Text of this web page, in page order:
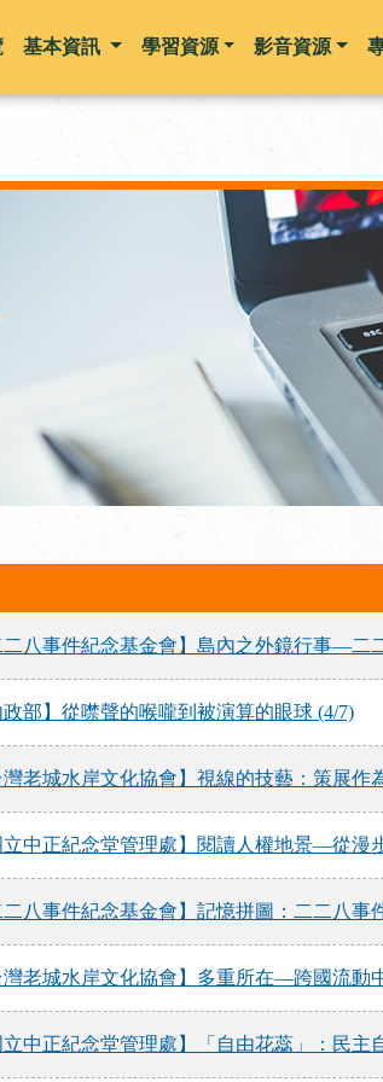
基本資訊 學習資源 影音資源
二八事件紀念基金會】島內之外鏡行事—二
政部】從噤聲的喉嚨到被演算的眼球 (4/7)
灣老城水岸文化協會】視線的技藝：策展作
立中正紀念堂管理處】閱讀人權地景—從漫
二八事件紀念基金會】記憶拼圖：二二八事
灣老城水岸文化協會】多重所在—跨國流動
立中正紀念堂管理處】「自由花蕊」：民主